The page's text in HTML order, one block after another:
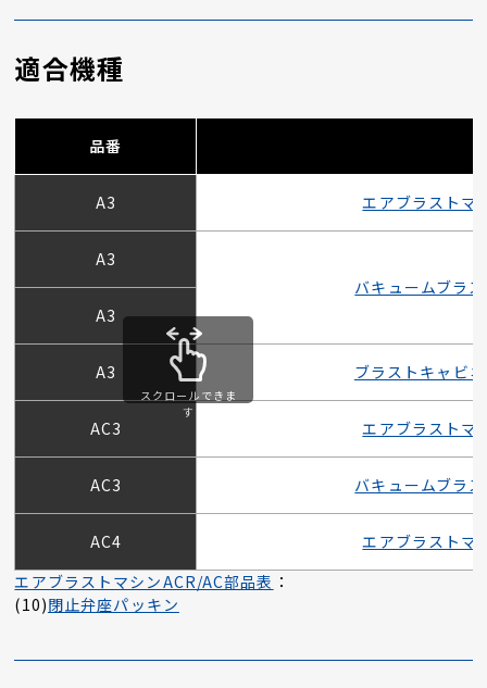
適合機種
品番
A3 エアブラストマ
A3
バキュームブラ
A3
A3 ブラストキャビ
AC3 エアブラストマ
AC3 バキュームブラ
AC4 エアブラストマ
スクロールできま
す
エアブラストマシンACR/AC部品表 ：
(10)閉止弁座パッキン